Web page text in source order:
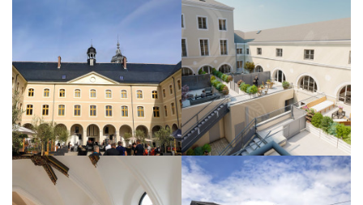
En savoir + En savoir +